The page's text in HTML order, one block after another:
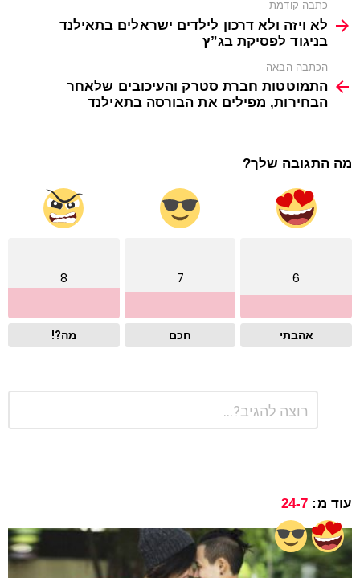
more
כתבה קודמת
לא ויזה ולא דרכון לילדים ישראלים בתאילנד
בניגוד לפסיקת בג”ץ
הכתבה הבאה
התמוטטות חברת סטרק והעיכובים שלאחר
הבחירות, מפילים את הבורסה בתאילנד
מה התגובה שלך?
6
אהבתי
7
חכם
8
מה?!
התגובה
שלך
עוד מ: 24-7